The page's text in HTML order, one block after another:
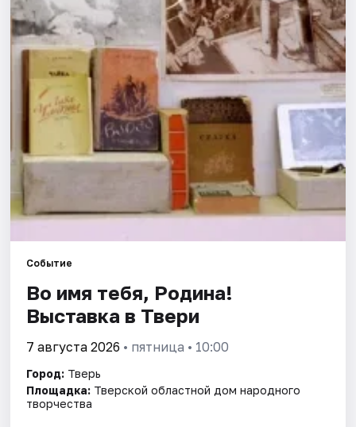
Площадки
Рейтинги
Событие
Во имя тебя, Родина!
Выставка в Твери
7 августа 2026 • пятница • 10:00
Город: Тверь
Площадка: Тверской областной дом народного
творчества